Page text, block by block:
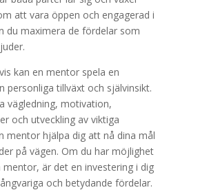
att vara öppen och engagerad i
du maximera de fördelar som
kan en mentor spela en
personliga tillväxt och självinsikt.
vägledning, motivation,
och utveckling av viktiga
mentor hjälpa dig att nå dina mål
på vägen. Om du har möjlighet
är det en investering i dig
och betydande fördelar.